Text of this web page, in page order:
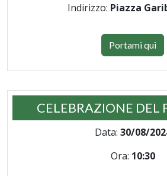
Indirizzo: Piazza
Portami qui
CELEBRAZIONE DEL
Data: 30/08/
Ora: 10:30